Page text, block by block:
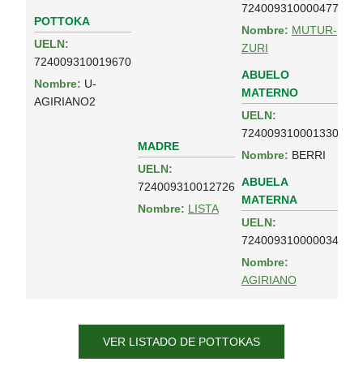
POTTOKA
UELN:
724009310019670
Nombre: U-
AGIRIANO2
724009310000477
Nombre: MUTUR-
ZURI
MADRE
UELN:
724009310012726
Nombre: LISTA
ABUELO
MATERNO
UELN:
724009310001330
Nombre: BERRI
ABUELA
MATERNA
UELN:
724009310000034
Nombre:
AGIRIANO
VER LISTADO DE POTTOKAS